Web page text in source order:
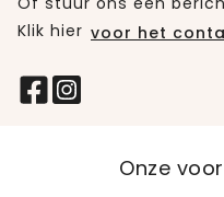
Klik hier voor het
Onze